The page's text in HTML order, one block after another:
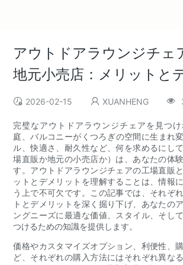
アウトドアラウンジチェ
地元小売店：メリットと
2026-02-15 XUANHENG
完璧なアウトドアラウンジチェアを見つけ
庭、バルコニーがくつろ​​ぎの空間に生まれ
ル、快適さ、耐久性など、何を求めるにし
場直販か地元の小売店か）は、あなたの体
す。アウトドアラウンジチェアの工場直販
ットとデメリットを理解することは、情報
う上で不可欠です。この記事では、それぞ
トとデメリットを深く掘り下げ、あなたの
ングニーズに最適な価値、スタイル、そし
つけるための知識を提供します。
価格やカスタマイズオプション、利便性、
ど、それぞれの購入方法にはそれぞれ異な